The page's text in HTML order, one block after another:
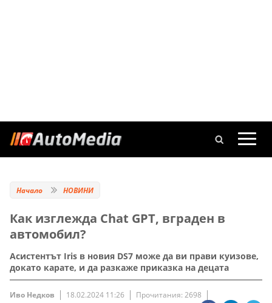
Начало НОВИНИ
Как изглежда Chat GPT, вграден в
автомобил?
Асистентът Iris в новия DS7 може да ви прави куизове,
докато карате, и да разкаже приказка на децата
Иво Недков 18.02.2024 11:26 Прочитания: 2698